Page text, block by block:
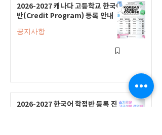
2026-2027 캐나다 고등학교 한국어
반(Credit Program) 등록 안내
공지사항
2026-2027 한국어 학점반 등록 진